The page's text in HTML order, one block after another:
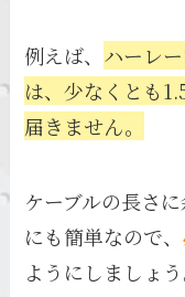
例えば、 ハーレ
は、少なくとも
届きません。
ケーブルの長さ
にも簡単なので、
ようにしましょう